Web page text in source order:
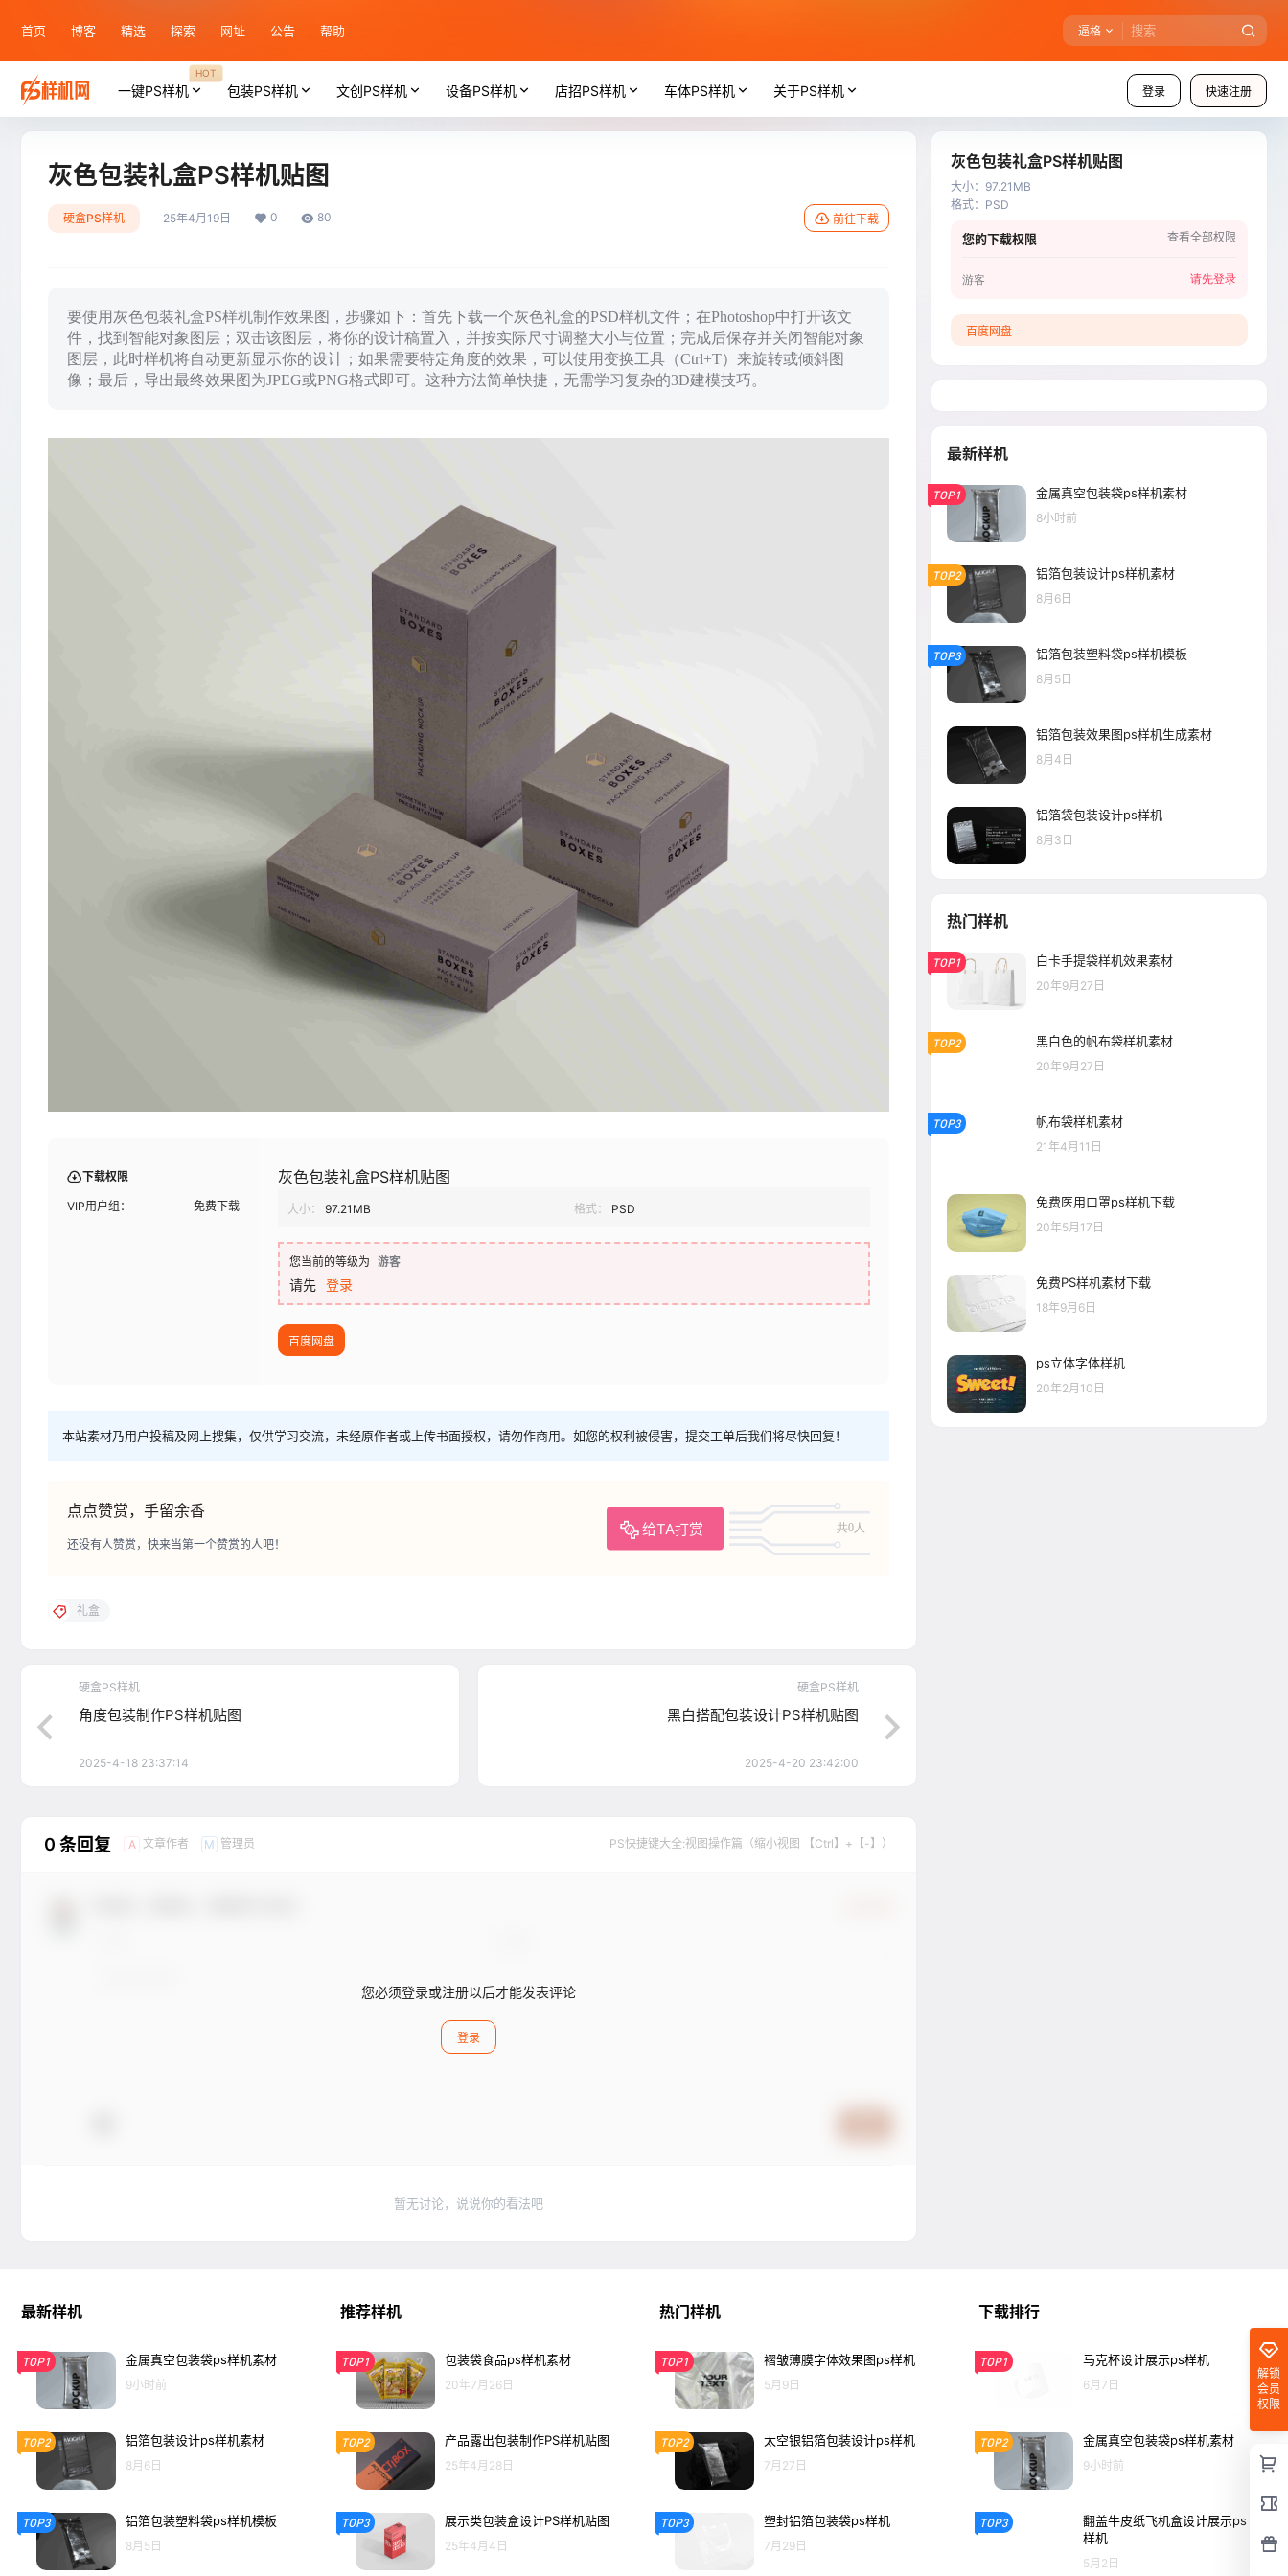
首页 博客 精选 探索 网址 公告 帮助 逼格
登录 快速注册
一键PS样机
HOT
包装PS样机 文创PS样机 设备PS样机 店招PS样机 车体PS样机 关于PS样机
灰色包装礼盒PS样机贴图
硬盒PS样机 25年4月19日 0 80 前往下载
要使用灰色包装礼盒PS样机制作效果图，步骤如下：首先下载一个灰色礼盒的PSD样机文件；在Photoshop中打开该文
件，找到智能对象图层；双击该图层，将你的设计稿置入，并按实际尺寸调整大小与位置；完成后保存并关闭智能对象
图层，此时样机将自动更新显示你的设计；如果需要特定角度的效果，可以使用变换工具（Ctrl+T）来旋转或倾斜图
像；最后，导出最终效果图为JPEG或PNG格式即可。这种方法简单快捷，无需学习复杂的3D建模技巧。
下载权限
VIP用户组： 免费下载
灰色包装礼盒PS样机贴图
大小： 97.21MB 格式： PSD
您当前的等级为 游客
请先 登录
百度网盘
本站素材乃用户投稿及网上搜集，仅供学习交流，未经原作者或上传书面授权，请勿作商用。如您的权利被侵害，提交工单后我们将尽快回复！
点点赞赏，手留余香
给TA打赏 共0人
还没有人赞赏，快来当第一个赞赏的人吧！
礼盒
硬盒PS样机
角度包装制作PS样机贴图
2025-4-18 23:37:14
硬盒PS样机
黑白搭配包装设计PS样机贴图
2025-4-20 23:42:00
0 条回复 A 文章作者 M 管理员 PS快捷键大全:视图操作篇（缩小视图 【Ctrl】+【-】）
您必须登录或注册以后才能发表评论
登录
暂无讨论，说说你的看法吧
灰色包装礼盒PS样机贴图
大小： 97.21MB
格式： PSD
您的下载权限 查看全部权限
游客 请先登录
百度网盘
最新样机
TOP1 金属真空包装袋ps样机素材
8小时前
TOP2 铝箔包装设计ps样机素材
8月6日
TOP3 铝箔包装塑料袋ps样机模板
8月5日
铝箔包装效果图ps样机生成素材
8月4日
铝箔袋包装设计ps样机
8月3日
热门样机
TOP1 白卡手提袋样机效果素材
20年9月27日
TOP2 黑白色的帆布袋样机素材
20年9月27日
TOP3 帆布袋样机素材
21年4月11日
免费医用口罩ps样机下载
20年5月17日
免费PS样机素材下载
18年9月6日
ps立体字体样机
20年2月10日
解锁
会员
权限
最新样机
TOP1 金属真空包装袋ps样机素材
9小时前
TOP2 铝箔包装设计ps样机素材
8月6日
TOP3 铝箔包装塑料袋ps样机模板
8月5日
推荐样机
TOP1 包装袋食品ps样机素材
20年7月26日
TOP2 产品露出包装制作PS样机贴图
25年4月28日
TOP3 展示类包装盒设计PS样机贴图
25年4月4日
热门样机
TOP1 褶皱薄膜字体效果图ps样机
5月9日
TOP2 太空银铝箔包装设计ps样机
7月27日
TOP3 塑封铝箔包装袋ps样机
7月29日
下载排行
TOP1 马克杯设计展示ps样机
6月7日
TOP2 金属真空包装袋ps样机素材
9小时前
TOP3
翻盖牛皮纸飞机盒设计展示ps
样机
5月2日